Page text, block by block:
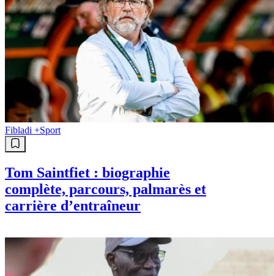
Fibladi +Sport
Tom Saintfiet : biographie
complète, parcours, palmarès et
carrière d’entraîneur